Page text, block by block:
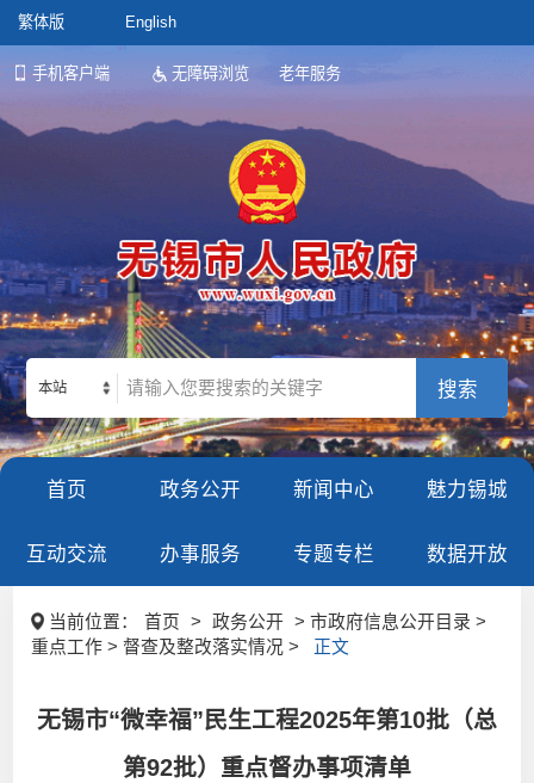
繁体版 English
手机客户端 无障碍浏览 老年服务
本站
首页 政务公开 新闻中心 魅力锡城
互动交流 办事服务 专题专栏 数据开放
当前位置： 首页 > 政务公开
> 市政府信息公开目录 >
重点工作 > 督查及整改落实情况 >
正文
无锡市“微幸福”民生工程2025年第10批（总
第92批）重点督办事项清单